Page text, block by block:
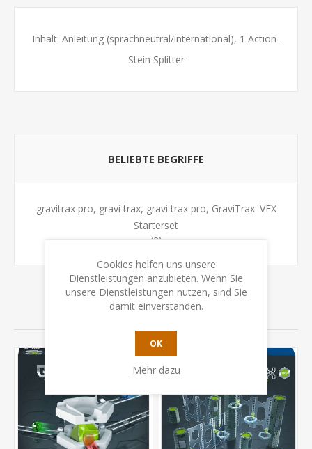
Inhalt: Anleitung (sprachneutral/international), 1 Action-
Stein Splitter
BELIEBTE BEGRIFFE
gravitrax pro, gravi trax, gravi trax pro, GraviTrax: VFX
Starterset
(2)
VERWANDTE PRODUKTE
-24%
Cookies helfen uns unsere
Dienstleistungen anzubieten. Wenn Sie
unsere Dienstleistungen nutzen, sind Sie
damit einverstanden.
OK
Mehr dazu